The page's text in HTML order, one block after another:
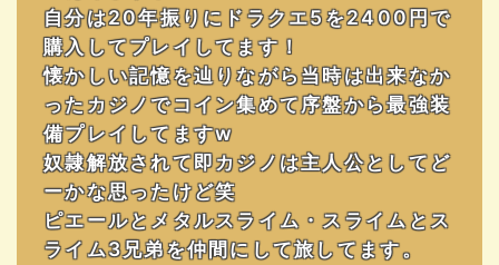
自分は20年振りにドラクエ5を2400円で
購入してプレイしてます！
懐かしい記憶を辿りながら当時は出来なか
ったカジノでコイン集めて序盤から最強装
備プレイしてますw
奴隷解放されて即カジノは主人公としてど
ーかな思ったけど笑
ピエールとメタルスライム・スライムとス
ライム3兄弟を仲間にして旅してます。